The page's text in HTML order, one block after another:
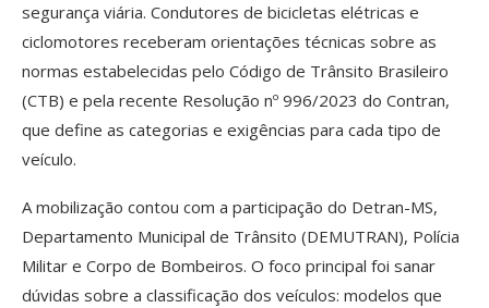
segurança viária. Condutores de bicicletas elétricas e
ciclomotores receberam orientações técnicas sobre as
normas estabelecidas pelo Código de Trânsito Brasileiro
(CTB) e pela recente Resolução nº 996/2023 do Contran,
que define as categorias e exigências para cada tipo de
veículo.
A mobilização contou com a participação do Detran-MS,
Departamento Municipal de Trânsito (DEMUTRAN), Polícia
Militar e Corpo de Bombeiros. O foco principal foi sanar
dúvidas sobre a classificação dos veículos: modelos que